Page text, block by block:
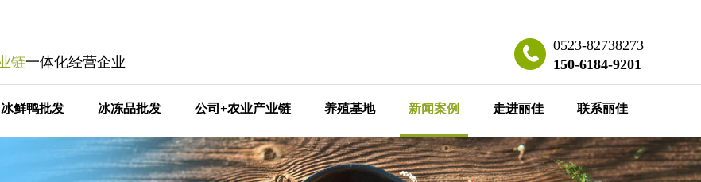
0523-82738273
150-6184-9201
链一体化经营企业
冰鲜鸭批发 冰冻品批发 公司+农业产业链 养殖基地 新闻案例 走进丽佳 联系丽佳